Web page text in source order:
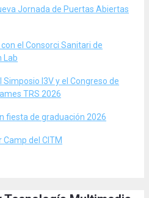
Jornada de Puertas Abiertas
el Consorci Sanitari de
Lab
I3V y el Congreso de
TRS 2026
fiesta de graduación 2026
Camp del CITM